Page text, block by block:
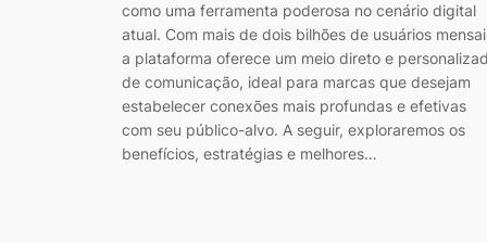
como uma ferramenta poderosa no cenário digital
atual. Com mais de dois bilhões de usuários
a plataforma oferece um meio direto e
de comunicação, ideal para marcas que desejam
estabelecer conexões mais profundas e efetivas
com seu público-alvo. A seguir, exploraremos os
benefícios, estratégias e melhores…